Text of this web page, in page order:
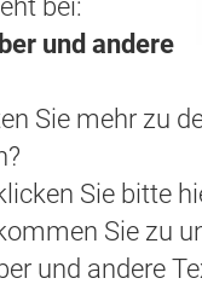
und andere
Sie mehr zu
Sie bitte
Sie zu
und andere